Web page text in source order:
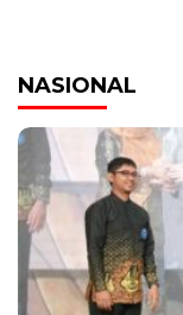
NASIONAL